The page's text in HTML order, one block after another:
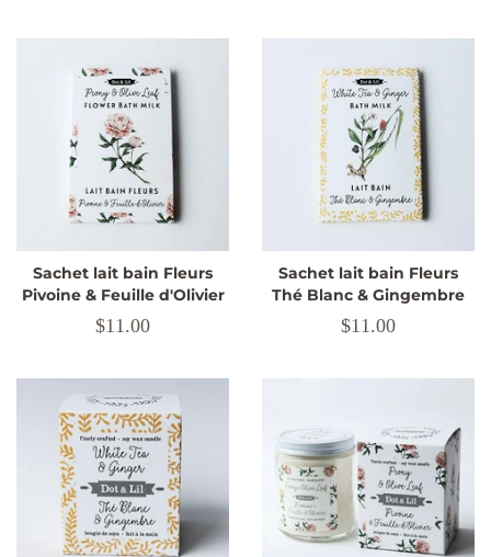
Sachet lait bain Fleurs
Pivoine & Feuille d'Olivier
Prix
$11.00
Sachet lait bain Fleurs
Thé Blanc & Gingembre
Prix
$11.00